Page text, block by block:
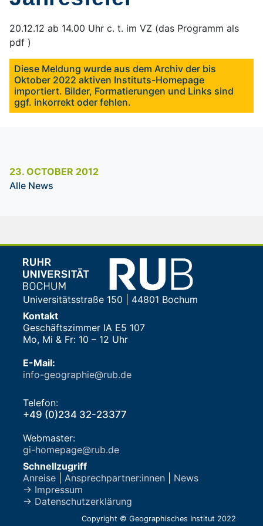
20.12.12 ab 14.00 Uhr c. t. im VZ (das Programm als
pdf )
Diese Meldung wurde aus dem Archiv der bis
Oktober 2022 aktiven Instituts-Homepage
importiert. Bilder, Formatierungen und Links sind
ggf. inkorrekt oder fehlen.
23. OCTOBER 2012
Alle News
Universitätsstraße 150 | 44801 Bochum
Kontakt
Geschäftszimmer IA E5 107
Mo, Mi & Fr: 10 – 12 Uhr
E-Mail:
info-geographie@rub.de
Telefon:
+49 (0)234 32-23377
Webmaster:
gi-homepage@rub.de
Schnellzugriff
Anreise
Ansprechpartner:innen
News
→ Impressum
→ Datenschutzerklärung
Copyright © Geographisches Institut 2022